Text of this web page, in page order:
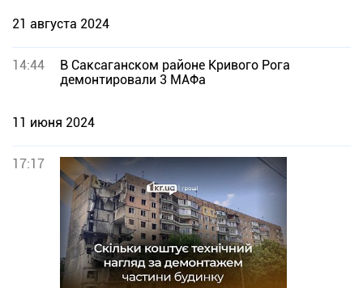
21 августа 2024
14:44
В Саксаганском районе Кривого Рога
демонтировали 3 МАФа
11 июня 2024
17:17